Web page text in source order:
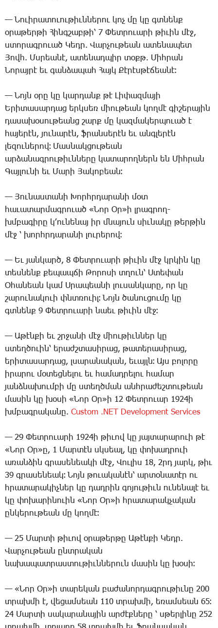
— ­Նո­ւի­րա­տո­ւու­թիւն­նե­րու կոչ մը կը գտնենք
օ­րա­թեր­թի ­Հինգ­շաբ­թի՝ 7 ­Փետ­րո­ւա­րի թի­ւին մէջ,
ստո­րագ­րո­ւած ­Կեդր. ­Վար­չու­թեան ա­տե­նա­պետ
­Յովհ. Մս­րեա­նէ, ա­տե­նադ­պիր տօքթ. ­Միհ­րան
­Նո­րայ­րէ եւ գան­ձա­պահ ­Հայկ ­Քէ­րէս­թէ­ճեա­նէ։
— ­Նոյն օ­րը կը կար­դանք թէ ­Լի­փազ­մա­յի
Ե­րի­տա­սար­դաց երկ­սեռ միու­թեան կող­մէ գի­շե­րա­յին
դա­սա­խօ­սու­թեանց շարք մը կազ­մա­կեր­պո­ւած է
հա­յե­րէն, յու­նա­րէն, ֆրան­սե­րէն եւ անգ­լե­րէն
լե­զու­նե­րով։ ­Մաս­նակ­ցու­թեան
ար­ձա­նագ­րու­թիւն­նե­րը կա­տա­րող­ներն են ­Միհ­րան
­Գայ­լու­նի եւ ­Մա­րի ­Յա­կո­բեան։
— ­Յու­նաս­տա­նի ­Խորհր­դա­րա­նի մօտ
հա­ւա­տար­մագ­րո­ւած «­Նոր Օր»ի լրագ­րող-
խմբա­գի­րը կ­՚ու­նե­նայ իր մնա­յուն սիւ­նա­կը թեր­թին
մէջ ՝ խորհր­դա­րա­նի լու­րե­րով։
— Եւ յան­կարծ, 8 ­Փետ­րո­ւա­րի թի­ւին մէջ կրկին կը
տես­նենք քե­պապ­ճի ­Թո­րո­սի տղուն՝ Ս­տե­փան
Օ­հա­նեան կամ Ս­րա­պեա­նի լու­սան­կա­րը, որ կը
շա­րու­նա­կո­ւի փնտռո­ւիլ։ ­Նոյն ծա­նու­ցու­մը կը
գտնենք 9 ­Փետ­րո­ւա­րի նաեւ թի­ւին մէջ։
— Ա­թէն­քի եւ շրջա­նի մէջ միու­թիւն­ներ կը
ստեղ­ծո­ւին՝ ե­րաժշ­տա­սի­րաց, թա­տե­րա­սի­րաց,
ե­րի­տա­սար­դաց, լսա­րա­նա­կան, ե­ւայլն։ Այս բո­լո­րը
ի­րա­րու մօ­տեց­նե­լու եւ հա­մադ­րե­լու հա­մար
յանձ­նա­խում­բի մը ստեղծ­ման անհ­րա­ժեշ­տու­թեան
մա­սին կը խօ­սի «­Նոր Օր»ի 12 ­Փետ­րո­ւար 1924ի
խմբագ­րա­կա­նը. Custom .NET Development Services
— 29 ­Փետ­րո­ւա­րի 1924ի թի­ւով կը յայ­տա­րա­րո­ւի թէ
«­Նոր Օր»ը, 1 ­Մար­տէն սկսեալ, կը փո­խադ­րո­ւի
ա­ռան­ձին գրա­սե­նեա­կի մէջ, ­Վու­լիս 18, 2րդ ­յարկ, թիւ
39 գրա­սե­նեակ։ ­Նոյն թո­ւա­կա­նէն՝ ար­տօ­նա­տէր ու
հրա­տա­րա­կիչ­ներ կը դադ­րին գո­յու­թիւն ու­նե­նա­լէ եւ
կը փո­խա­րի­նո­ւին «­Նոր Օր»ի հրա­տա­րակ­չա­կան
ըն­կե­րու­թեան մը կող­մէ։
— 25 ­Մար­տի թի­ւով օ­րա­թեր­թը Ա­թէն­քի ­Կեդր.
­Վար­չու­թեան ընտ­րա­կան
նա­խա­պատ­րաս­տու­թիւն­նե­րուն մա­սին կը խօ­սի։
— «­Նոր Օր»ի տա­րե­կան բա­ժա­նոր­դագ­րու­թիւ­նը 200
տրախ­մի է, վե­ցամ­սեան 110 տրախ­մի, ե­ռամ­սեան 65։
24 ­Մար­տի սա­կա­րա­նա­յին ար­ժէք­նե­րը ՝ սթեր­լի­նը 252